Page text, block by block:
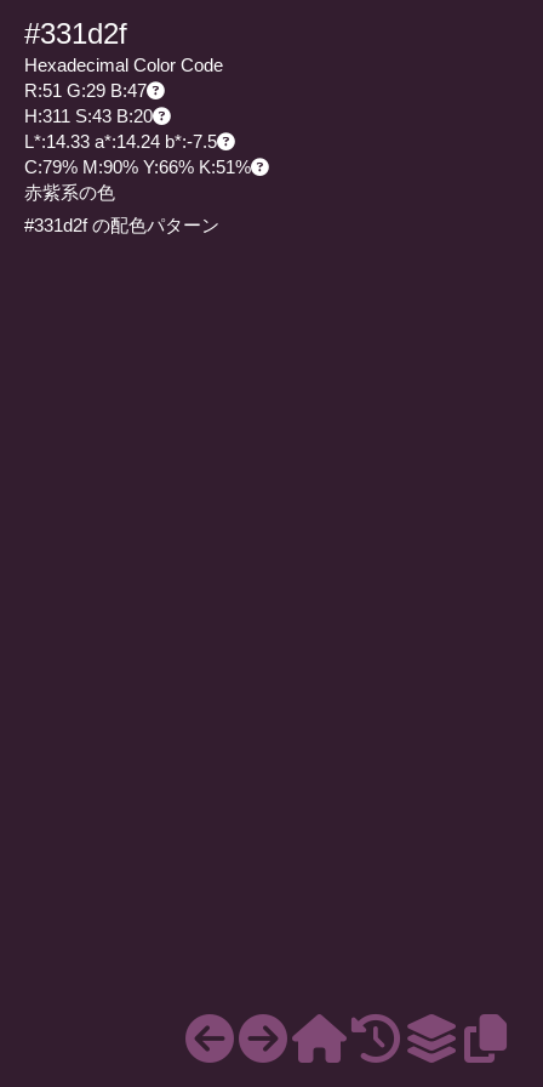
#331d2f
Hexadecimal Color Code
R:51 G:29 B:47
H:311 S:43 B:20
L*:14.33 a*:14.24 b*:-7.5
C:79% M:90% Y:66% K:51%
赤紫系の色
#331d2f の配色パターン